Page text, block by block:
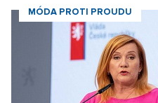
MÓDA PROTI PROUDU